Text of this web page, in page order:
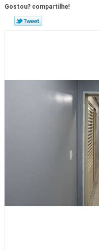
Gostou? compartilhe!